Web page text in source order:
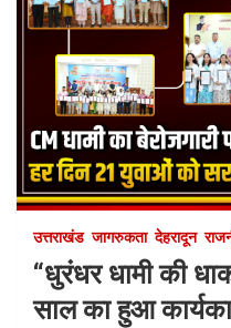
उत्तराखंड जागरुकता देहरादून
“धुरंधर धामी की
साल का हुआ